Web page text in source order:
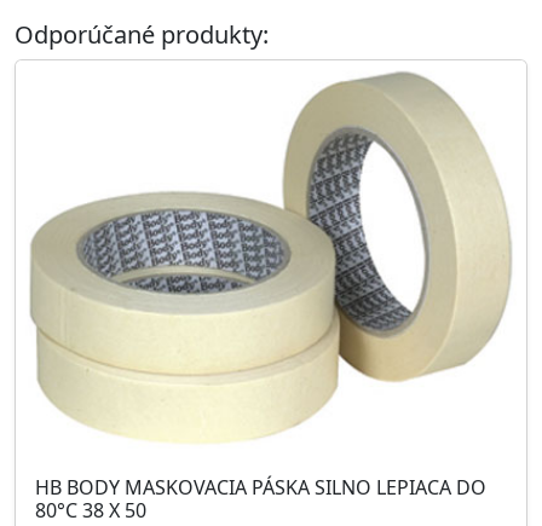
Odporúčané produkty:
HB BODY MASKOVACIA PÁSKA SILNO LEPIACA DO
80°C 38 X 50